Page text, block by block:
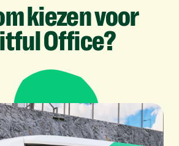
kiezenvoor
Office?